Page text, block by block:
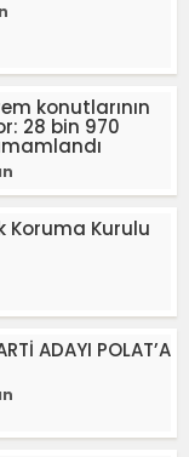
konutlarının
28 bin 970
Koruma Kurulu
ADAYI POLAT’A